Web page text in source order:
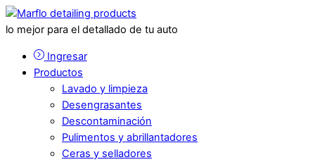
lo mejor para el detallado de tu auto
Ingresar
Productos
Lavado y limpieza
Desengrasantes
Descontaminación
Pulimentos y abrillantadores
Ceras y selladores